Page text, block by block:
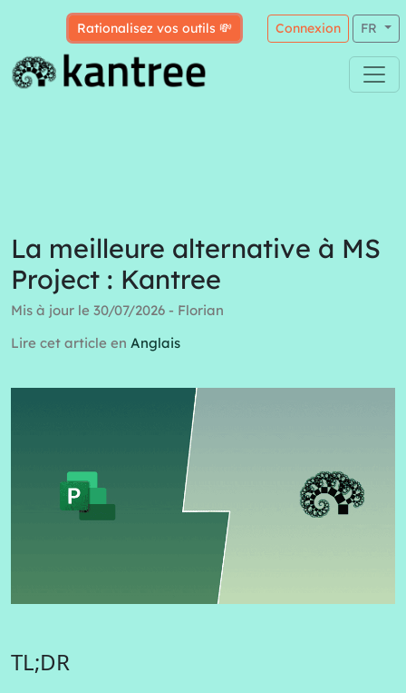
Rationalisez vos outils 💸 Connexion FR
La meilleure alternative à MS
Project : Kantree
Mis à jour le 30/07/2026 - Florian
Lire cet article en Anglais
TL;DR